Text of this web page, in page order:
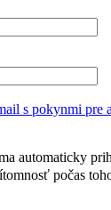
s pokynmi pre
automaticky
počas